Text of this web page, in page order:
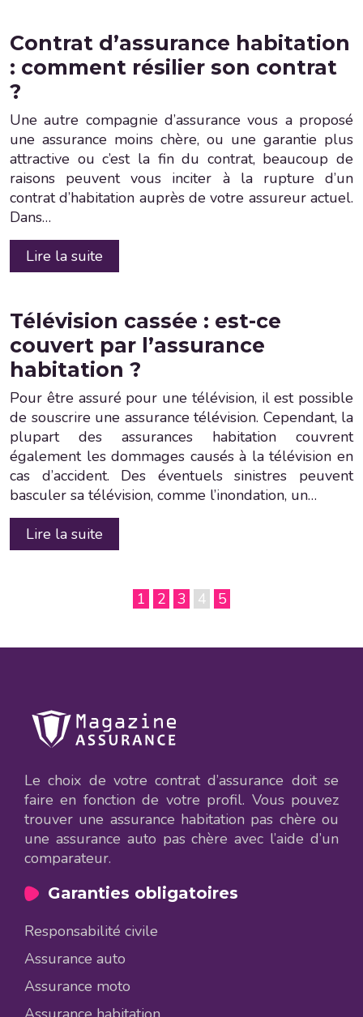
Contrat d’assurance habitation
: comment résilier son contrat
?
Une autre compagnie d’assurance vous a proposé
une assurance moins chère, ou une garantie plus
attractive ou c’est la fin du contrat, beaucoup de
raisons peuvent vous inciter à la rupture d’un
contrat d’habitation auprès de votre assureur actuel.
Dans…
Lire la suite
Télévision cassée : est-ce
couvert par l’assurance
habitation ?
Pour être assuré pour une télévision, il est possible
de souscrire une assurance télévision. Cependant, la
plupart des assurances habitation couvrent
également les dommages causés à la télévision en
cas d’accident. Des éventuels sinistres peuvent
basculer sa télévision, comme l’inondation, un…
Lire la suite
1 2 3 4 5
Le choix de votre contrat d’assurance doit se
faire en fonction de votre profil. Vous pouvez
trouver une assurance habitation pas chère ou
une assurance auto pas chère avec l’aide d’un
comparateur.
Garanties obligatoires
Responsabilité civile
Assurance auto
Assurance moto